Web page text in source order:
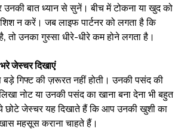
बात ध्यान से सुनें। बीच में टोकना या खुद को
न करें। जब लाइफ पार्टनर को लगता है कि
तो उनका गुस्सा धीरे-धीरे कम होने लगता है।
जेस्चर दिखाएं
बड़े गिफ्ट की ज़रूरत नहीं होती। उनकी पसंद की
नोट या उनकी पसंद का खाना बना देना भी बहुत
छोटे जेस्चर यह दिखाते हैं कि आप उनकी खुशी का
महसूस कराना चाहते हैं।